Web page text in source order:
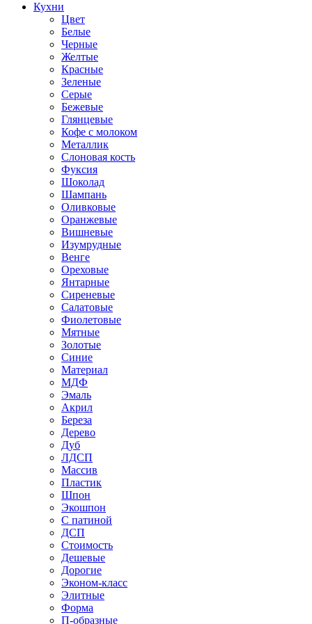
Кухни
Цвет
Белые
Черные
Желтые
Красные
Зеленые
Серые
Бежевые
Глянцевые
Кофе с молоком
Металлик
Слоновая кость
Фуксия
Шоколад
Шампань
Оливковые
Оранжевые
Вишневые
Изумрудные
Венге
Ореховые
Янтарные
Сиреневые
Салатовые
Фиолетовые
Мятные
Золотые
Синие
Материал
МДФ
Эмаль
Акрил
Береза
Дерево
Дуб
ЛДСП
Массив
Пластик
Шпон
Экошпон
С патиной
ДСП
Стоимость
Дешевые
Дорогие
Эконом-класс
Элитные
Форма
П-образные